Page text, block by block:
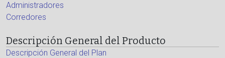
Administradores
Corredores
Descripción General del Producto
Descripción General del Plan